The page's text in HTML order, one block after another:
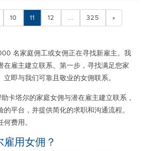
10 11 12 ... 325 »
名家庭佣工或女佣正在寻找新雇主。我
在雇主建立联系。第一步，寻找满足您家
立即与我们可靠且敬业的女佣联系。
卡塔尔的家庭女佣与潜在雇主建立联系，
平台，并提供简化的求职和沟通流程。
费用。
用女佣？